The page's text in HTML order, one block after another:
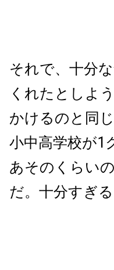
それで、十分
くれたとしよ
かけるのと同
小中高学校が1
あそのくらい
だ。十分すぎる